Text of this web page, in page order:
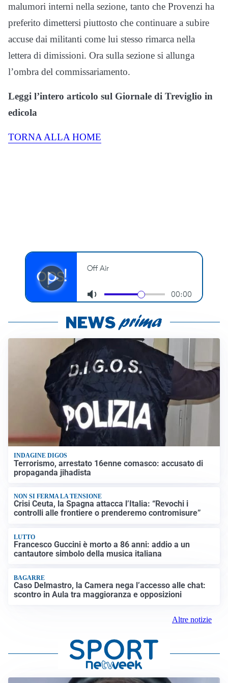
malumori interni nella sezione, tanto che Provenzi ha
preferito dimettersi piuttosto che continuare a subire
accuse dai militanti come lui stesso rimarca nella
lettera di dimissioni. Ora sulla sezione si allunga
l’ombra del commissariamento.
Leggi l’intero articolo sul Giornale di Treviglio in
edicola
TORNA ALLA HOME
INDAGINE DIGOS
Terrorismo, arrestato 16enne comasco: accusato di
propaganda jihadista
NON SI FERMA LA TENSIONE
Crisi Ceuta, la Spagna attacca l’Italia: “Revochi i
controlli alle frontiere o prenderemo contromisure”
LUTTO
Francesco Guccini è morto a 86 anni: addio a un
cantautore simbolo della musica italiana
BAGARRE
Caso Delmastro, la Camera nega l’accesso alle chat:
scontro in Aula tra maggioranza e opposizioni
Altre notizie